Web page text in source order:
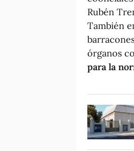
Rubén
También
órganos
para la